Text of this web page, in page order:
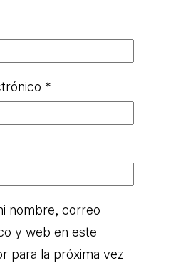
*
nombre, correo
y web en este
para la próxima vez